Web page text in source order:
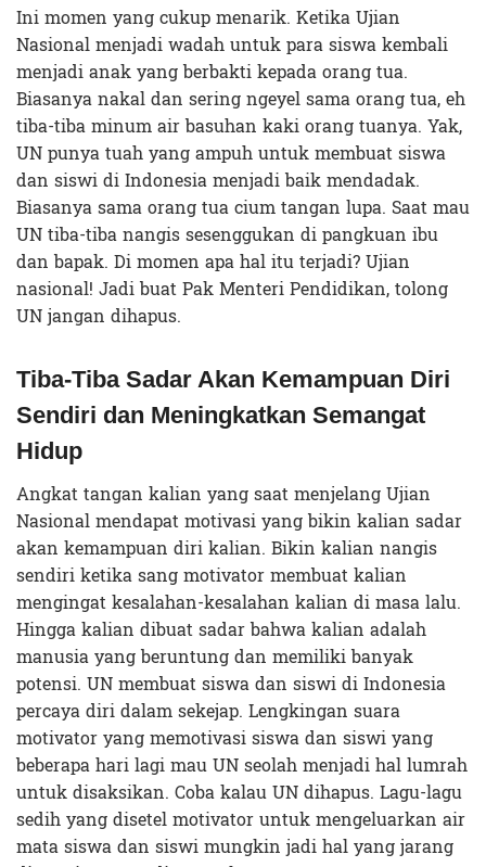
Ini momen yang cukup menarik. Ketika Ujian
Nasional menjadi wadah untuk para siswa kembali
menjadi anak yang berbakti kepada orang tua.
Biasanya nakal dan sering ngeyel sama orang tua, eh
tiba-tiba minum air basuhan kaki orang tuanya. Yak,
UN punya tuah yang ampuh untuk membuat siswa
dan siswi di Indonesia menjadi baik mendadak.
Biasanya sama orang tua cium tangan lupa. Saat mau
UN tiba-tiba nangis sesenggukan di pangkuan ibu
dan bapak. Di momen apa hal itu terjadi? Ujian
nasional! Jadi buat Pak Menteri Pendidikan, tolong
UN jangan dihapus.
Tiba-Tiba Sadar Akan Kemampuan Diri
Sendiri dan Meningkatkan Semangat
Hidup
Angkat tangan kalian yang saat menjelang Ujian
Nasional mendapat motivasi yang bikin kalian sadar
akan kemampuan diri kalian. Bikin kalian nangis
sendiri ketika sang motivator membuat kalian
mengingat kesalahan-kesalahan kalian di masa lalu.
Hingga kalian dibuat sadar bahwa kalian adalah
manusia yang beruntung dan memiliki banyak
potensi. UN membuat siswa dan siswi di Indonesia
percaya diri dalam sekejap. Lengkingan suara
motivator yang memotivasi siswa dan siswi yang
beberapa hari lagi mau UN seolah menjadi hal lumrah
untuk disaksikan. Coba kalau UN dihapus. Lagu-lagu
sedih yang disetel motivator untuk mengeluarkan air
mata siswa dan siswi mungkin jadi hal yang jarang